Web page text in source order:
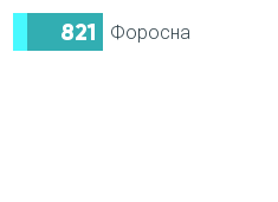
821 Форосна